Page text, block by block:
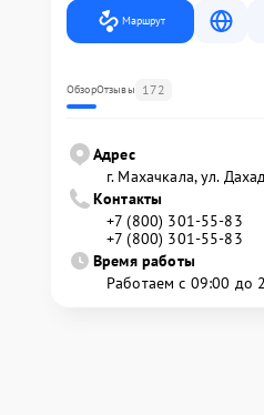
Маршрут
ОбзорОтзывы 172
Адрес
г. Махачкала, ул.
Контакты
+7 (800) 301-55-83
+7 (800) 301-55-83
Время работы
Работаем с 09:00 до